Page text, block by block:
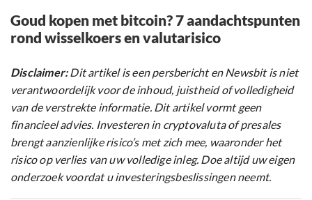
Goud kopen met bitcoin? 7 aandachtspunten
rond wisselkoers en valutarisico
Disclaimer:Dit artikel is een persbericht en Newsbit is niet
verantwoordelijk voor de inhoud, juistheid of volledigheid
van de verstrekte informatie. Dit artikel vormt geen
financieel advies. Investeren in cryptovaluta of presales
brengt aanzienlijke risico’s met zich mee, waaronder het
risico op verlies van uw volledige inleg. Doe altijd uw eigen
onderzoek voordat u investeringsbeslissingen neemt.